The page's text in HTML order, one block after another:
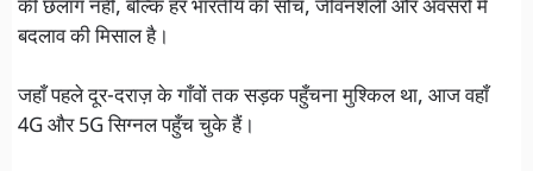
की छलांग नहीं, बल्कि हर भारतीय की सोच, जीवनशैली और अवसरों में
बदलाव की मिसाल है।
जहाँ पहले दूर-दराज़ के गाँवों तक सड़क पहुँचना मुश्किल था, आज वहाँ
4G और 5G सिग्नल पहुँच चुके हैं।